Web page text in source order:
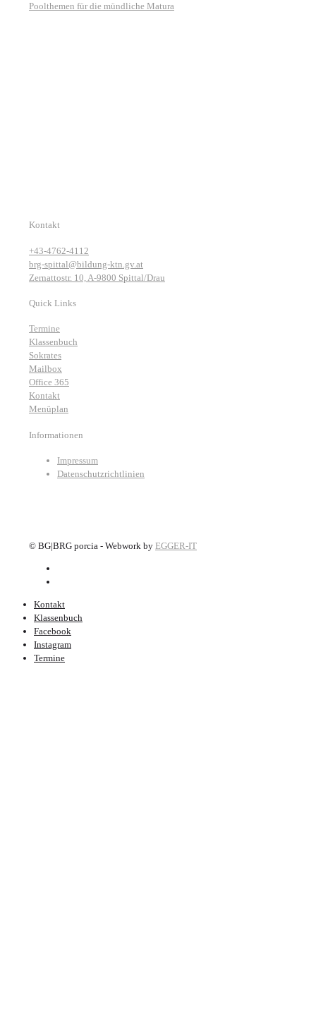
Poolthemen für die mündliche Matura
Kontakt
+43-4762-4112
brg-spittal@bildung-ktn.gv.at
Zernattostr. 10, A-9800 Spittal/Drau
Quick Links
Termine
Klassenbuch
Sokrates
Mailbox
Office 365
Kontakt
Menüplan
Informationen
Impressum
Datenschutzrichtlinien
© BG|BRG porcia - Webwork by EGGER-IT
Kontakt
Klassenbuch
Facebook
Instagram
Termine